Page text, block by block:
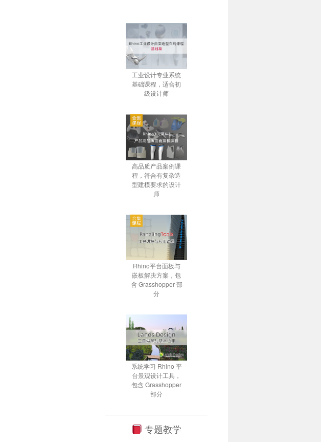
工业设计专业系统
基础课程，适合初
级设计师
高品质产品案例课
程，符合有复杂造
型建模要求的设计
师
Rhino平台面板与
嵌板解决方案，包
含 Grasshopper 部
分
系统学习 Rhino 平
台景观设计工具，
包含 Grasshopper
部分
专题教学